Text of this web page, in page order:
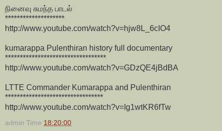
நினைவு சுமந்த பாடல்
********************
http://www.youtube.com/watch?v=hjw8L_6cIO4
kumarappa Pulenthiran history full documentary
**********************************
http://www.youtube.com/watch?v=GDzQE4jBdBA
LTTE Commander Kumarappa and Pulenthiran
*********************************
http://www.youtube.com/watch?v=Ig1wtKR6fTw
admin Time 18:20:00